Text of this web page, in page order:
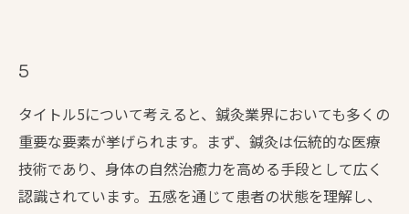
5
タイトル5について考えると、鍼灸業界においても多くの
重要な要素が挙げられます。まず、鍼灸は伝統的な医療
技術であり、身体の自然治癒力を高める手段として広く
認識されています。五感を通じて患者の状態を理解し、